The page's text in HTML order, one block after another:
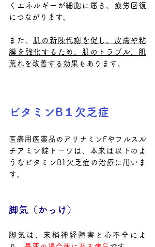
くエネルギーが細胞に届き、疲労回復
につながります。
また、 肌の新陳代謝を促し、皮膚や粘
膜を強化するため、肌のトラブル、肌
荒れを改善する効果 もあります。
ビタミンB１欠乏症
医療用医薬品のアリナミンFやフルスル
チアミン錠トーワは、本来は以下のよ
うなビタミンB1欠乏症の治療に用いま
す。
脚気（かっけ）
脚気は、末梢神経障害と心不全によ